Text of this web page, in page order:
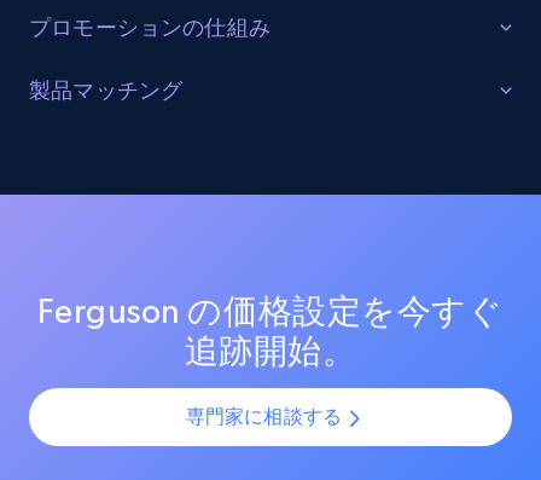
Etsy - Collects data from shop's URL
URL, Product id, Listing inventory id, Title, Rating,
Reviews count shop, Reviews count item, Initial
Amazon products search
Asin, URL, Name, Sponsored, Initial price, Final
price, Currency, Sold, and more.
1.6K+ 181+ 今すぐ始める
プロモーションの仕組み
販売を最適化する
測定する。効果的なプロモーション戦術と新興トレン
製品マッチング
SKUやバリエーションを複数チャネルで最適化し、製品
トフォームで一貫性と正確性を確保します。
Ferguson の価格設定を今すぐ
追跡開始。
専門家に相談する